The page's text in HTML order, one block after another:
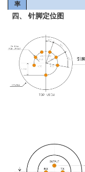
率
四、 针脚定位图